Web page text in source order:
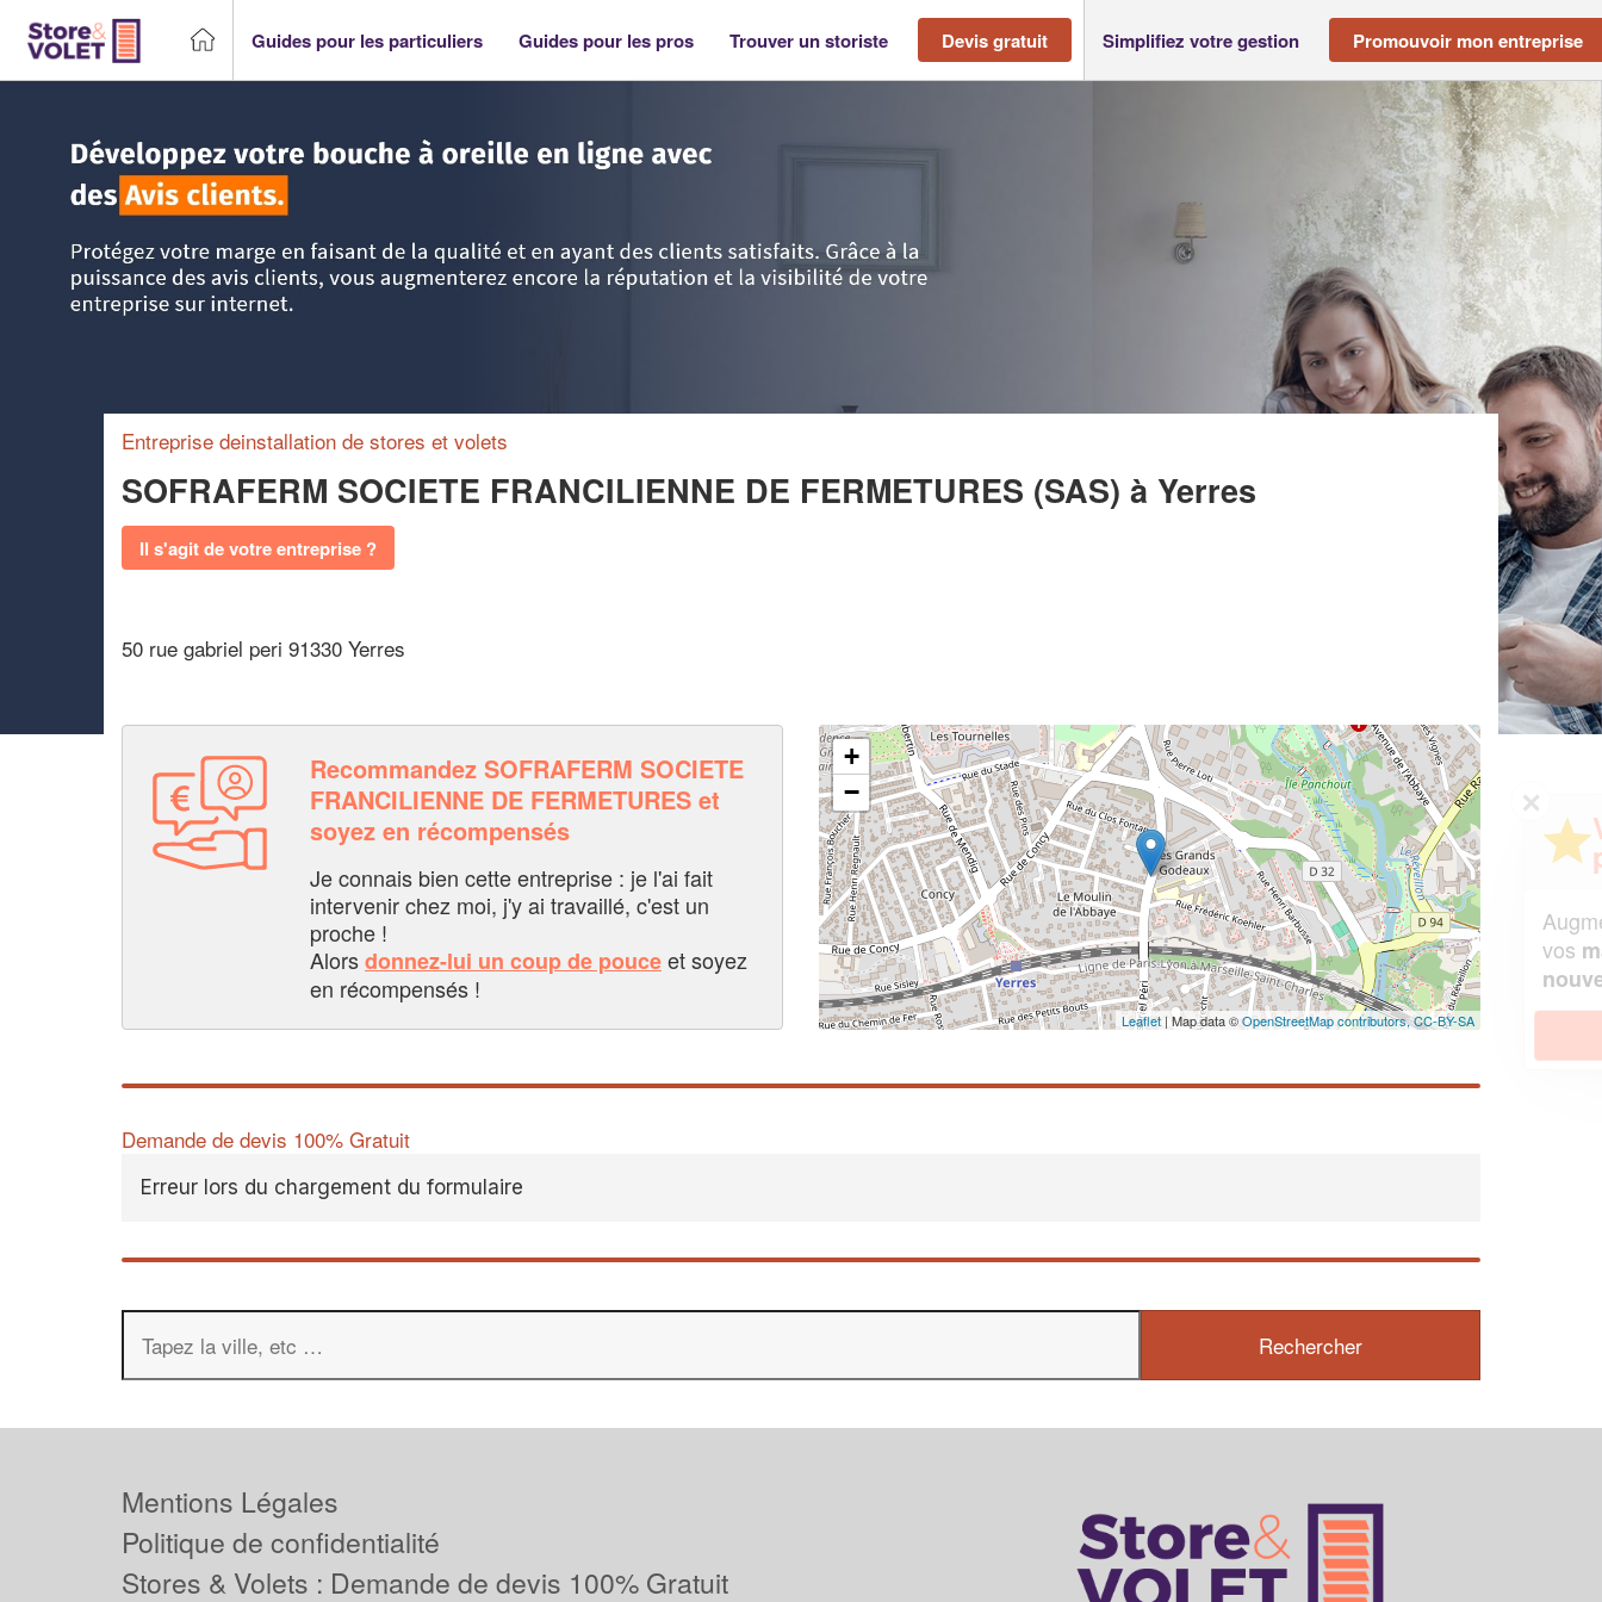
Guides pour les particuliers Guides pour les pros Trouver un storiste Devis gratuit Simplifiez votre gestion Promouvoir mon entreprise
Entreprise deinstallation de stores et volets
SOFRAFERM SOCIETE FRANCILIENNE DE FERMETURES (SAS) à Yerres
Il s'agit de votre entreprise ?
50 rue gabriel peri 91330 Yerres
Recommandez SOFRAFERM SOCIETE
FRANCILIENNE DE FERMETURES et
soyez en récompensés
Je connais bien cette entreprise : je l'ai fait
intervenir chez moi, j'y ai travaillé, c'est un
proche !
Alorsdonnez-lui un coup de pouceet soyez
en récompensés !
+
−
Leaflet| Map data ©OpenStreetMap contributors,CC-BY-SA
Demande de devis 100% Gratuit
Erreur lors du chargement du formulaire
✕
Vous êtes un
professionnel ?
Augmentez votrechiffre d'affaireset
vosmargestout en gagnant de
nouveaux clients!
En savoir plus
Mentions Légales
Politique de confidentialité
Stores & Volets : Demande de devis 100% Gratuit